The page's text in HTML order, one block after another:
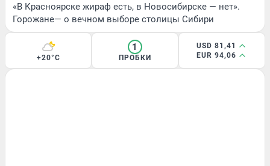
«В Красноярске жираф есть, в Новосибирске — нет».
Горожане— о вечном выборе столицы Сибири
+20°C
1
ПРОБКИ
USD 81,41
EUR 94,06